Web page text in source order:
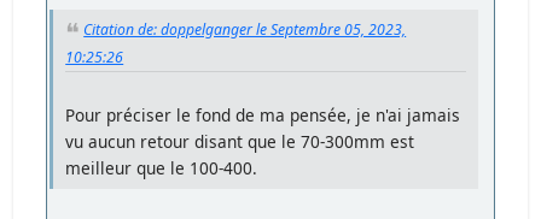
Citation de: doppelganger le Septembre 05, 2023,
10:25:26
Pour préciser le fond de ma pensée, je n'ai jamais
vu aucun retour disant que le 70-300mm est
meilleur que le 100-400.